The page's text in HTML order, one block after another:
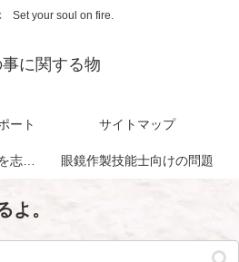
Set your soul on fire.
事に関する物
ート サイトマップ
一般消費者、眼鏡作製技能士を志す方に向けて 眼鏡作製技能士向けの問題
よ。